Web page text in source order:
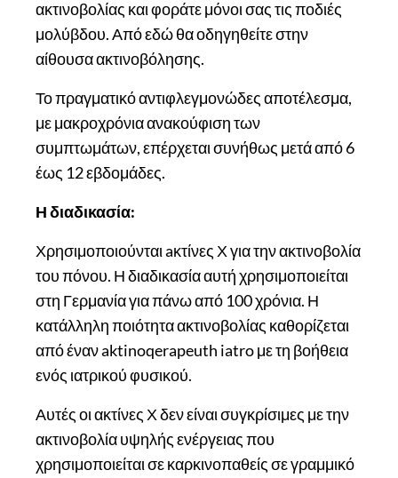
ακτινοβολίας και φοράτε μόνοι σας τις ποδιές
μολύβδου. Από εδώ θα οδηγηθείτε στην
αίθουσα ακτινοβόλησης.
Το πραγματικό αντιφλεγμονώδες αποτέλεσμα,
με μακροχρόνια ανακούφιση των
συμπτωμάτων, επέρχεται συνήθως μετά από 6
έως 12 εβδομάδες.
Η διαδικασία:
Χρησιμοποιούνται aκτίνες Χ για την ακτινοβολία
του πόνου. Η διαδικασία αυτή χρησιμοποιείται
στη Γερμανία για πάνω από 100 χρόνια. Η
κατάλληλη ποιότητα ακτινοβολίας καθορίζεται
από έναν aktinoqerapeuth iatro με τη βοήθεια
ενός ιατρικού φυσικού.
Αυτές οι ακτίνες Χ δεν είναι συγκρίσιμες με την
ακτινοβολία υψηλής ενέργειας που
χρησιμοποιείται σε καρκινοπαθείς σε γραμμικό